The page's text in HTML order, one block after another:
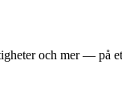
och mer — på